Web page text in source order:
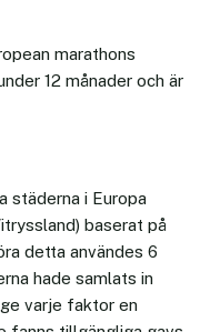
marathons
12 månader och är
städerna i Europa
baserat på
detta användes 6
hade samlats in
varje faktor en